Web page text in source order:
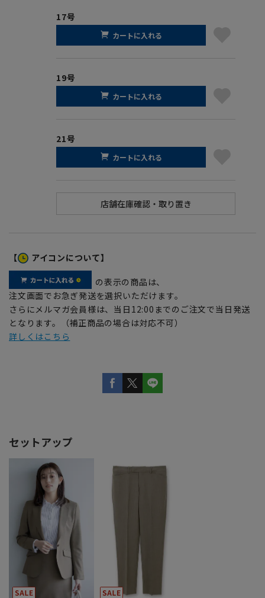
17号
カートに入れる
19号
カートに入れる
21号
カートに入れる
【 アイコンについて】
の表示の商品は、
注文画面でお急ぎ発送を選択いただけます。
さらにメルマガ会員様は、当日12:00までのご注文で当日発送
となります。（補正商品の場合は対応不可）
詳しくはこちら